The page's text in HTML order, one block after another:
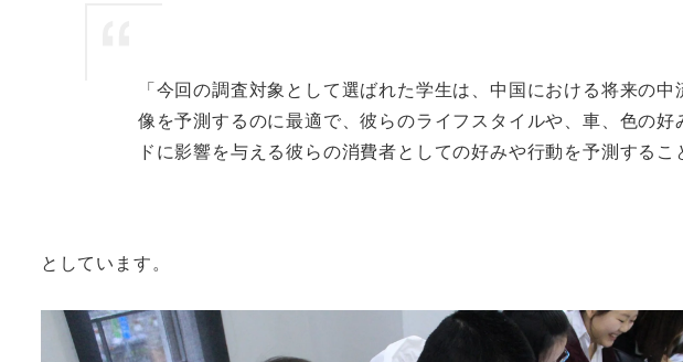
「今回の調査対象として選ばれた学生は、中国における将来の
像を予測するのに最適で、彼らのライフスタイルや、車、色の
ドに影響を与える彼らの消費者としての好みや行動を予測するこ
としています。